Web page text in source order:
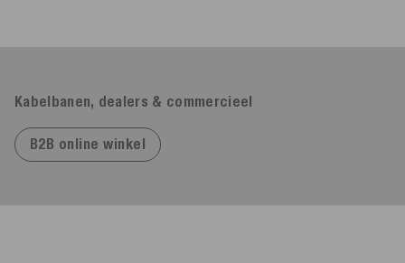
Kabelbanen, dealers & commercieel
B2B online winkel